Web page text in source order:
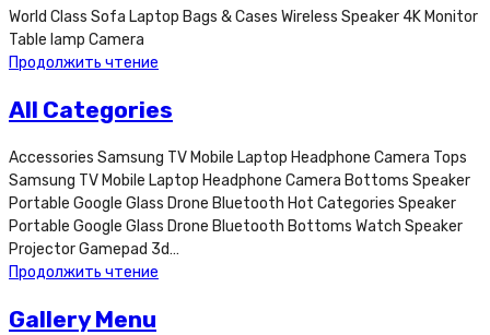
World Class Sofa Laptop Bags & Cases Wireless Speaker 4K Monitor
Table lamp Camera
Продолжить чтение
All Categories
Accessories Samsung TV Mobile Laptop Headphone Camera Tops
Samsung TV Mobile Laptop Headphone Camera Bottoms Speaker
Portable Google Glass Drone Bluetooth Hot Categories Speaker
Portable Google Glass Drone Bluetooth Bottoms Watch Speaker
Projector Gamepad 3d…
Продолжить чтение
Gallery Menu